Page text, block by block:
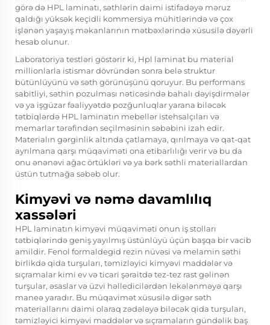
görə də HPL laminatı, səthlərin daimi istifadəyə məruz
qaldığı yüksək keçidli kommersiya mühitlərində və çox
işlənən yaşayış məkanlarının mətbəxlərində xüsusilə dəyərli
hesab olunur.
Laboratoriya testləri göstərir ki, Hpl laminat bu material
millionlarla istismar dövründən sonra belə struktur
bütünlüyünü və səth görünüşünü qoruyur. Bu performans
sabitliyi, səthin pozulması nəticəsində bahalı dəyişdirmələr
və ya işgüzar fəaliyyətdə pozğunluqlar yarana biləcək
tətbiqlərdə HPL laminatın mebellər istehsalçıları və
memarlar tərəfindən seçilməsinin səbəbini izah edir.
Materialın gərginlik altında çatlamaya, qırılmaya və qat-qat
ayrılmana qarşı müqaviməti ona etibarlılığı verir və bu da
onu ənənəvi ağac örtükləri və ya bərk səthli materiallardan
üstün tutmağa səbəb olur.
Kimyəvi və nəmə davamlılıq
xassələri
HPL laminatın kimyəvi müqaviməti onun iş stolları
tətbiqlərində geniş yayılmış üstünlüyü üçün başqa bir vacib
amildir. Fenol formaldegid rezin nüvəsi və melamin səthi
birlikdə qida turşuları, təmizləyici kimyəvi maddələr və
sıçramalar kimi ev və ticari şəraitdə tez-tez rast gəlinən
turşular, əsaslar və üzvi həlledicilərdən lekələnməyə qarşı
maneə yaradır. Bu müqavimət xüsusilə digər səth
materiallarını daimi olaraq zədələyə biləcək qida turşuları,
təmizləyici kimyəvi maddələr və sıçramaların gündəlik baş